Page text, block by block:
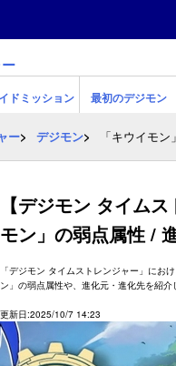
ドミッション 最初のデジモン
ー デジモン 「キウイモ
【デジモン タイム
モン」の弱点属性 /
「デジモン タイムストレンジャー」にお
ン」の弱点属性や、進化元・進化先を紹介
更新日:2025/10/7 14:23